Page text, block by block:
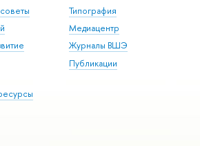
Типография
Медиацентр
Журналы ВШЭ
Публикации